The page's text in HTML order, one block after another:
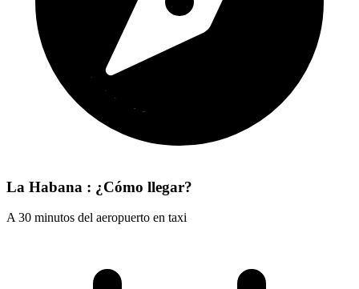
La Habana : ¿Cómo llegar?
A 30 minutos del aeropuerto en taxi